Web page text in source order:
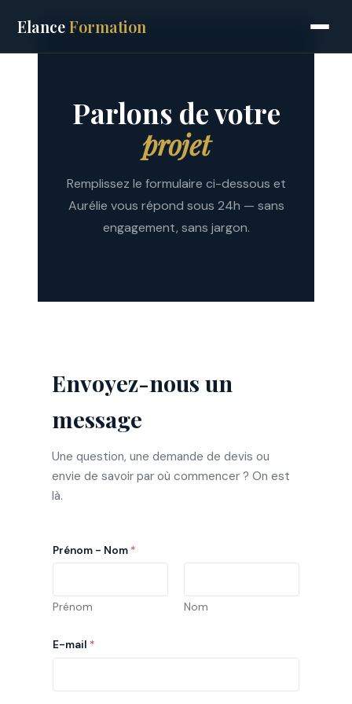
contenu
ElanceFormation
Parlons de votre
projet
Remplissez le formulaire ci-dessous et
Aurélie vous répond sous 24h — sans
engagement, sans jargon.
Envoyez-nous un
message
Une question, une demande de devis ou
envie de savoir par où commencer ? On est
là.
Prénom - Nom *
Prénom Nom
E-mail *